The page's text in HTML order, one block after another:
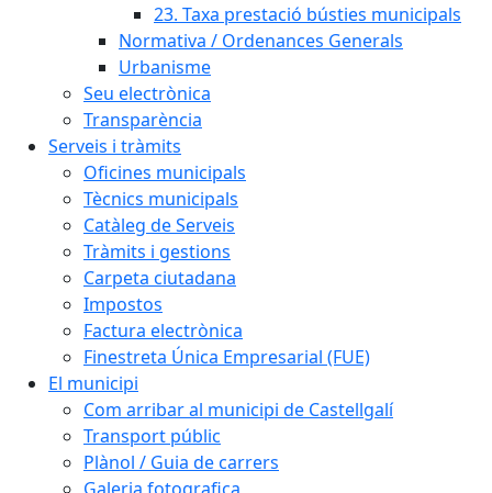
23. Taxa prestació bústies municipals
Normativa / Ordenances Generals
Urbanisme
Seu electrònica
Transparència
Serveis i tràmits
Oficines municipals
Tècnics municipals
Catàleg de Serveis
Tràmits i gestions
Carpeta ciutadana
Impostos
Factura electrònica
Finestreta Única Empresarial (FUE)
El municipi
Com arribar al municipi de Castellgalí
Transport públic
Plànol / Guia de carrers